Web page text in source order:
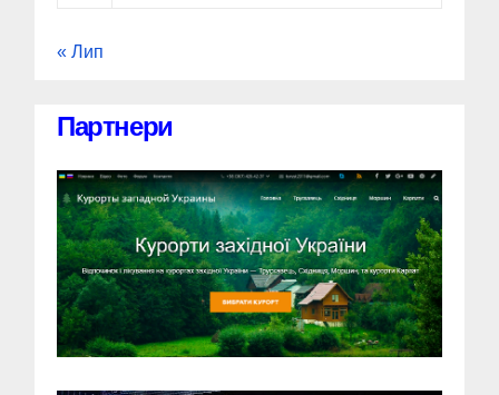
« Лип
Партнери